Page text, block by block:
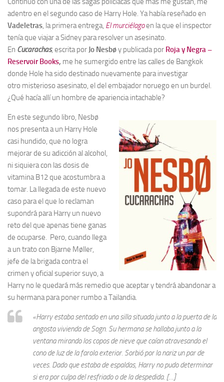
adentro en el segundo caso de Harry Hole. Ya había reseñado en
Vadeletras , la primera entrega, El murciélagoen la que el inspector
tenía que viajar a Sidney para resolver un asesinato.
En Cucarachas, escrita por Jo Nesbøy publicada por Roja y Negra –
Reservoir Books, me he sumergido entre las calles de Bangkok
donde Hole ha sido destinado nuevamente para investigar
otro misterioso asesinato, el del embajador noruego en un burdel.
¿Qué hacía allí un hombre de apariencia intachable?
En este segundo libro, Nesbø
nos presenta a un Harry Hole
casi hundido, que no logra
mejorar de su adicción al alcohol,
ni siquiera con las dosis de
vitamina B12 que acostumbra a
tomar. La llegada de este nuevo
caso para el que lo reclaman
supondrá para Harry un nuevo
reto del que apenas tiene ganas
de ocuparse. Pero, cuando llega
a un trato con Bjarne Møller,
jefe de la brigada contra el
crimen y oficial superior suyo, a
Harry no le quedará más remedio que aceptar y tendrá abandonar a
su hermana para poner rumbo a Tailandia.
«Harry estaba sentado en una silla situada junto a la puerta de la
angosta vivienda de Sogn. Su hermana se hallaba junto a la
ventana mirando los copos de nieve que caían atravesando el
cono de luz de la farola exterior. Sorbió por la nariz un par de
veces. Dado que estaba de espaldas, Harry no pudo determinar
si era por culpa del resfriado o de la despedida. […]